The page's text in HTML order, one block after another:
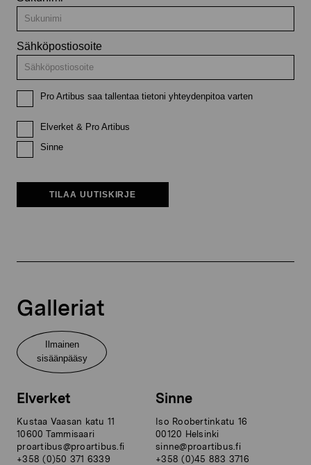
Sähköpostiosoite
Pro Artibus saa tallentaa tietoni yhteydenpitoa varten
Elverket & Pro Artibus
Sinne
TILAA UUTISKIRJE
Galleriat
Ilmainen
sisäänpääsy
Elverket
Kustaa Vaasan katu 11
10600 Tammisaari
proartibus@proartibus.fi
+358 (0)50 371 6339
Sinne
Iso Roobertinkatu 16
00120 Helsinki
sinne@proartibus.fi
+358 (0)45 883 3716